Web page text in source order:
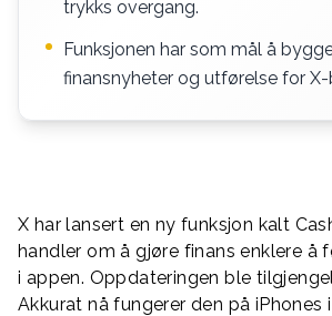
trykks overgang.
Funksjonen har som mål å
finansnyheter og utførelse for X-
X har lansert en ny funksjon kalt
handler om å gjøre finans enklere å
i appen. Oppdateringen ble
Akkurat nå fungerer den på iPhones